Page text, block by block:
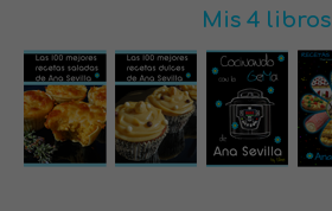
Mis 4 libros